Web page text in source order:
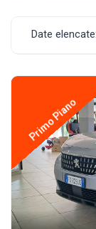
Date
Primo Piano